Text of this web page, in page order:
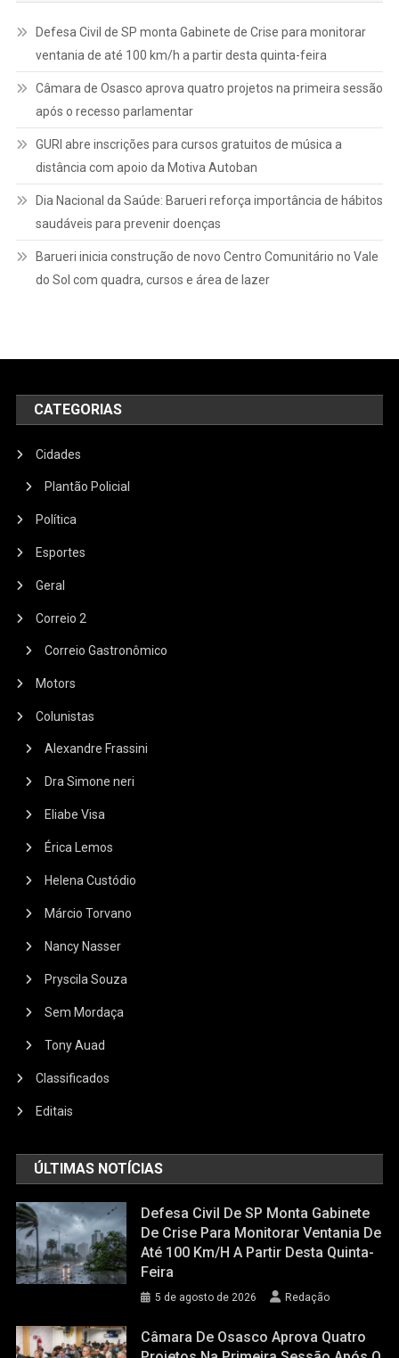
Defesa Civil de SP monta Gabinete de Crise para monitorar
ventania de até 100 km/h a partir desta quinta-feira
Câmara de Osasco aprova quatro projetos na primeira sessão
após o recesso parlamentar
GURI abre inscrições para cursos gratuitos de música a
distância com apoio da Motiva Autoban
Dia Nacional da Saúde: Barueri reforça importância de hábitos
saudáveis para prevenir doenças
Barueri inicia construção de novo Centro Comunitário no Vale
do Sol com quadra, cursos e área de lazer
CATEGORIAS
Cidades
Plantão Policial
Política
Esportes
Geral
Correio 2
Correio Gastronômico
Motors
Colunistas
Alexandre Frassini
Dra Simone neri
Eliabe Visa
Érica Lemos
Helena Custódio
Márcio Torvano
Nancy Nasser
Pryscila Souza
Sem Mordaça
Tony Auad
Classificados
Editais
ÚLTIMAS NOTÍCIAS
Defesa Civil De SP Monta Gabinete
De Crise Para Monitorar Ventania De
Até 100 Km/h A Partir Desta Quinta-
Feira
5 de agosto de 2026 Redação
Câmara De Osasco Aprova Quatro